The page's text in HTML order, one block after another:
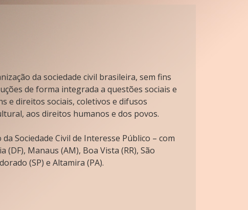
da sociedade civil brasileira, sem fins
de forma integrada a questões sociais e
e direitos sociais, coletivos e difusos
aos direitos humanos e dos povos.
Sociedade Civil de Interesse Público – com
(DF), Manaus (AM), Boa Vista (RR), São
(SP) e Altamira (PA).